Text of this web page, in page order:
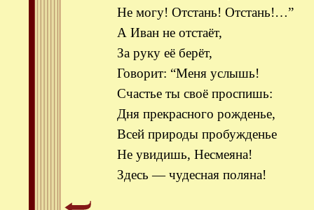
Не могу! Отстань! Отстань!…”
А Иван не отстаёт,
За руку её берёт,
Говорит: “Меня услышь!
Счастье ты своё проспишь:
Дня прекрасного рожденье,
Всей природы пробужденье
Не увидишь, Несмеяна!
Здесь — чудесная поляна!